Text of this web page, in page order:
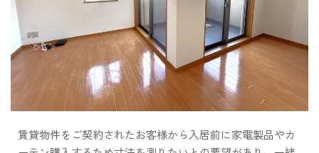
賃貸物件をご契約されたお客様から入居前に家電製品やカ